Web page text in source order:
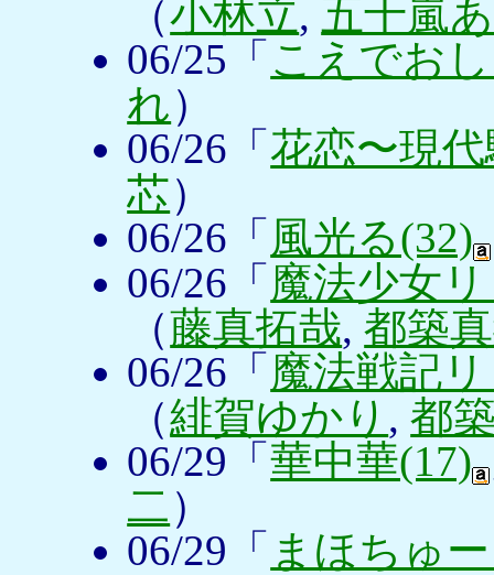
（小林立, 五十嵐
06/25「 こえでお
れ）
06/26「花恋〜現
芯）
06/26「 風光る(32)
06/26「 魔法少女
（藤真拓哉,都築
06/26「 魔法戦記
（緋賀ゆかり ,都
06/29「華中華(17)
二）
06/29「 まほちゅ